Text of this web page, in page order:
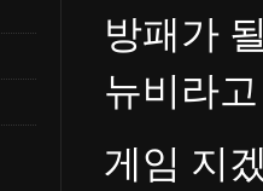
방패가
뉴비라
게임 지